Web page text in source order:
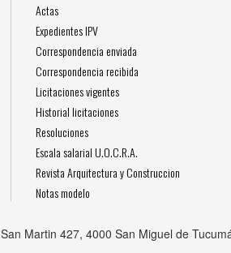
Actas
Expedientes IPV
Correspondencia enviada
Correspondencia recibida
Licitaciones vigentes
Historial licitaciones
Resoluciones
Escala salarial U.O.C.R.A.
Revista Arquitectura y Construccion
Notas modelo
San Martin 427, 4000 San Miguel de